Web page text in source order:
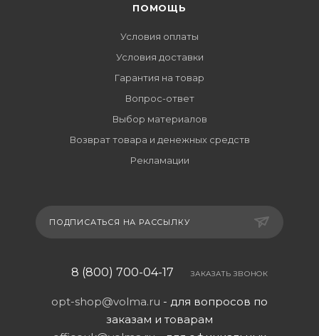
ПОМОЩЬ
Условия оплаты
Условия доставки
Гарантия на товар
Вопрос-ответ
Выбор материалов
Возврат товара и денежных средств
Рекламации
ПОДПИСАТЬСЯ НА РАССЫЛКУ
8 (800) 700-04-17 ЗАКАЗАТЬ ЗВОНОК
opt-shop@volma.ru - для вопросов по
заказам и товарам